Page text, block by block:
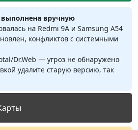
вручную
на Redmi 9A и Samsung A54
конфликтов с системными
Dr.Web — угроз не обнаружено
удалите старую версию, так